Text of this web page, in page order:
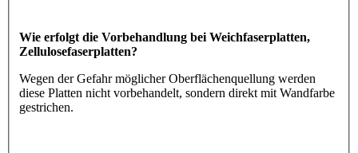
Wie erfolgt die Vorbehandlung bei Weichfaserplatten,
Zellulosefaserplatten?
Wegen der Gefahr möglicher Oberflächenquellung werden
diese Platten nicht vorbehandelt, sondern direkt mit Wandfarbe
gestrichen.